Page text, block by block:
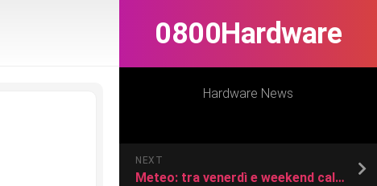
0800Hardware
Hardware News
NEXT
Meteo: tra venerdì e weekend caldo intenso e pochi temporali. Ultime novità